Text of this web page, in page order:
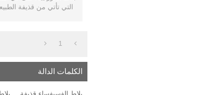
التي تأتي من قذيفة
1
الكلمات الدالة